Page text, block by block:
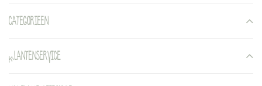
Categorieen
Klantenservice